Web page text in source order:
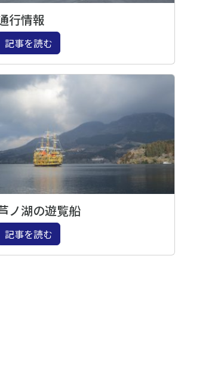
行情報
記事を読む
ノ湖の遊覧船
記事を読む